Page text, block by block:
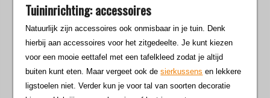
Tuininrichting: accessoires
Natuurlijk zijn accessoires ook onmisbaar in je tuin. Denk
hierbij aan accessoires voor het zitgedeelte. Je kunt kiezen
voor een mooie eettafel met een tafelkleed zodat je altijd
buiten kunt eten. Maar vergeet ook desierkussens en lekkere
ligstoelen niet. Verder kun je voor tal van soorten decoratie